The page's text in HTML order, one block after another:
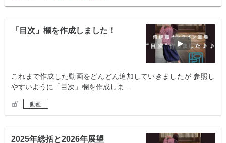
「目次」欄を作成しました！
これまで作成した動画をどんどん追加していきましたが 参照し
やすいように「目次」欄を作成しま…
動画
2025年総括と2026年展望